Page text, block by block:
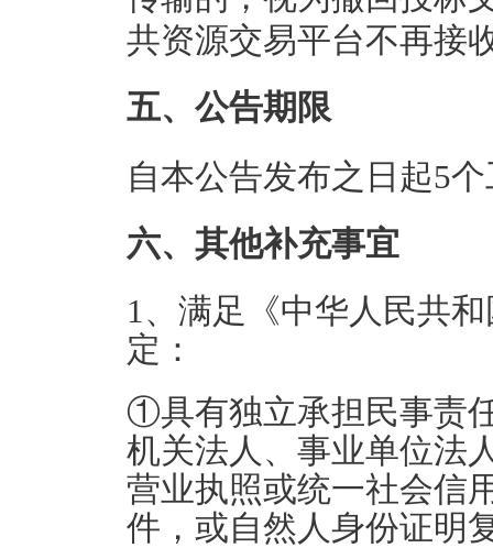
共资源交易平台不再接
五、公告期限
自本公告发布之日起5
六、其他补充事宜
1、满足《中华人民共
定：
①具有独立承担民事责
机关法人、事业单位法
营业执照或统一社会信
件，或自然人身份证明